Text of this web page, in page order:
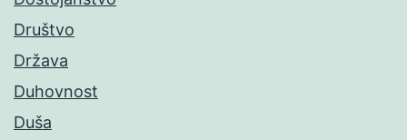
Društvo
Država
Duhovnost
Duša